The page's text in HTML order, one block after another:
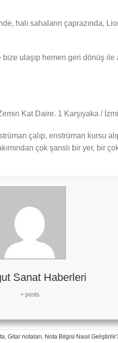
halı sahaların çaprazında,
ulaşıp hemen geri dönüş
Kat Daire. 1 Karşıyaka /
çalıp, enstrüman kursu
çok şanslı bir yer, bir
Sanat Haberleri
+ posts
, Gitar notaları, Nota Bilgisi Nasıl